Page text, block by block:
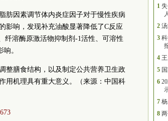
肪因素调节体内炎症因子对于慢性疾病
影响，发现补充油酸显著降低了C反应
纤溶酶原激活物抑制剂-1活性、可溶性
。
整膳食结构，以及制定公共营养卫生政
用机理具有重大意义。（来源：中国科
1
2
3
4
5
6
7
8